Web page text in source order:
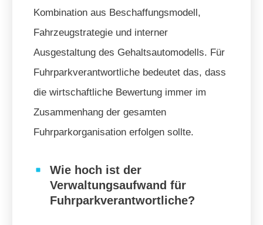
Kombination aus Beschaffungsmodell,
Fahrzeugstrategie und interner
Ausgestaltung des Gehaltsautomodells. Für
Fuhrparkverantwortliche bedeutet das, dass
die wirtschaftliche Bewertung immer im
Zusammenhang der gesamten
Fuhrparkorganisation erfolgen sollte.
Wie hoch ist der
Verwaltungsaufwand für
Fuhrparkverantwortliche?